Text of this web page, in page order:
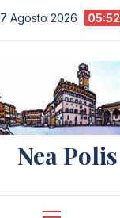
7 Agosto 2026 05:52
Nea Polis